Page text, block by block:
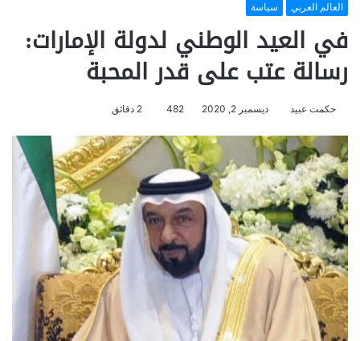
العالم العربي سياسة
في العيد الوطني لدولة الإمارات:
رسالة عتب على قدر المحبة
حكمت عبيد ديسمبر 2, 2020 482